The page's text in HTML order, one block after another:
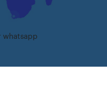
whatsapp